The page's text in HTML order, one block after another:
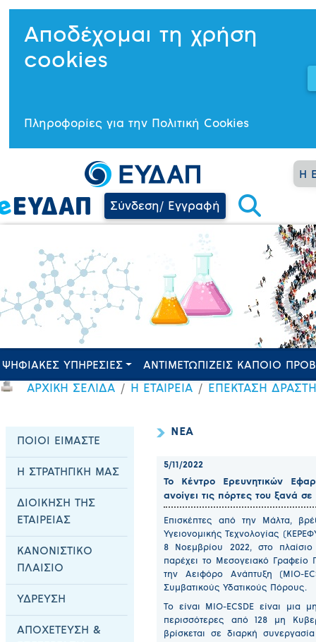
Αποδέχομαι τη χρήση
cookies
Πληροφορίες για την Πολιτική Cookies
Η
Σύνδεση/ Εγγραφή
ΨΗΦΙΑΚΕΣ ΥΠΗΡΕΣΙΕΣ ΑΝΤΙΜΕΤΩΠΙΖΕΙΣ ΚΑΠΟΙΟ
ΑΡΧΙΚΗ ΣΕΛΙΔΑ Η ΕΤΑΙΡΕΙΑ ΕΠΕΚΤΑΣΗ
ΠΟΙΟΙ ΕΙΜΑΣΤΕ
Η ΣΤΡΑΤΗΓΙΚΗ ΜΑΣ
ΔΙΟΙΚΗΣΗ ΤΗΣ
ΕΤΑΙΡΕΙΑΣ
ΚΑΝΟΝΙΣΤΙΚΟ
ΠΛΑΙΣΙΟ
ΥΔΡΕΥΣΗ
ΑΠΟΧΕΤΕΥΣΗ &
ΝΕΑ
5/11/2022
Το Κέντρο Ερευνητικών
ανοίγει τις πόρτες του ξανά
Επισκέπτες από την Μάλτα,
Υγειονομικής Τεχνολογίας
8 Νοεμβρίου 2022, στο
παρέχει το Μεσογειακό Γραφείο
την Αειφόρο Ανάπτυξη (MIO-
Συμβατικούς Υδατικούς Πόρους.
To είναι ΜΙΟ-ECSDE είναι μια
περισσότερες από 128 μη
βρίσκεται σε διαρκή